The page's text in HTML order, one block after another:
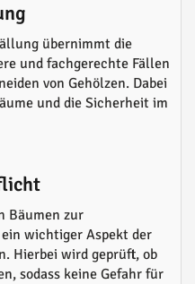
übernimmt die
und fachgerechte Fällen
von Gehölzen. Dabei
und die Sicherheit im
Bäumen zur
wichtiger Aspekt der
Hierbei wird geprüft, ob
sodass keine Gefahr für